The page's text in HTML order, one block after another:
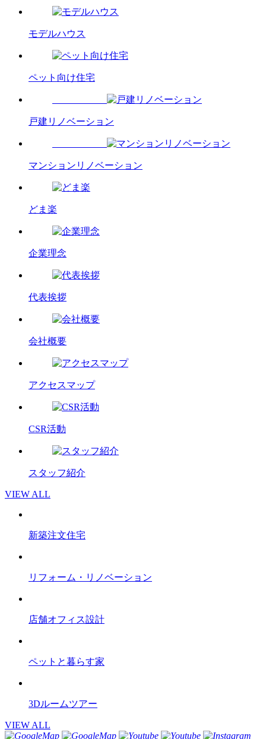
モデルハウス
ペット向け住宅
戸建リノベーション
マンションリノベーション
どま楽
企業理念
代表挨拶
会社概要
アクセスマップ
CSR活動
スタッフ紹介
VIEW ALL
新築注文住宅
リフォーム・リノベーション
店舗オフィス設計
ペットと暮らす家
3Dルームツアー
VIEW ALL